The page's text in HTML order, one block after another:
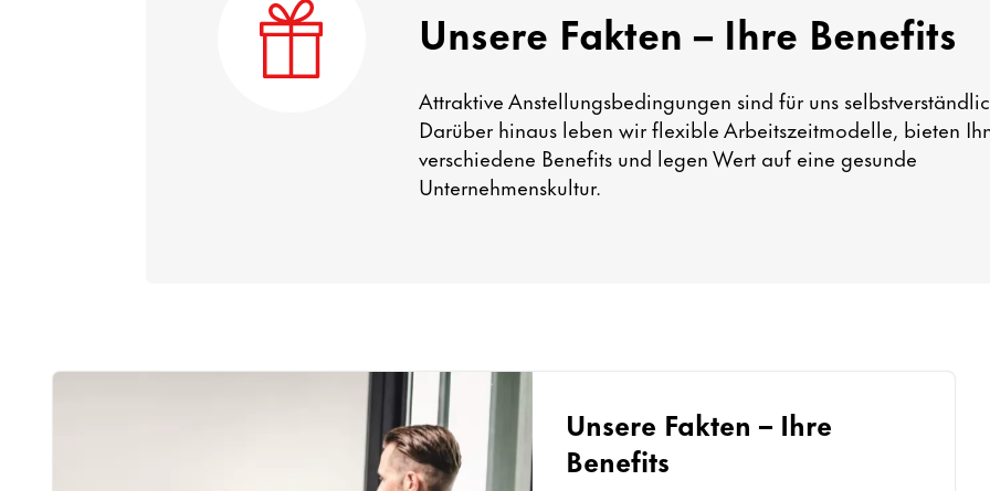
Unsere Fakten – Ihre Benefits
Attraktive Anstellungsbedingungen sind für uns
Darüber hinaus leben wir flexible Arbeitszeitmodelle, bieten
verschiedene Benefits und legen Wert auf eine gesunde
Unternehmenskultur.
Unsere Fakten – Ihre
Benefits